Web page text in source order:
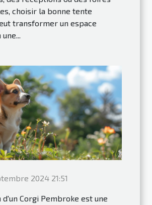
choisir la bonne tente
transformer un espace
2024 21:51
d'un Corgi Pembroke est une